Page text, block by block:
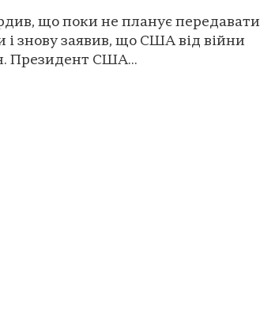
що поки не планує передавати
і знову заявив, що США від війни
Президент США...